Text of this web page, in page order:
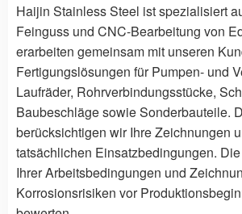
Haijin Stainless Steel ist spezialisiert
Feinguss und CNC-Bearbeitung von
erarbeiten gemeinsam mit unseren
Fertigungslösungen für Pumpen- und
Laufräder, Rohrverbindungsstücke,
Baubeschläge sowie Sonderbauteile.
berücksichtigen wir Ihre Zeichnungen
tatsächlichen Einsatzbedingungen.
Ihrer Arbeitsbedingungen und
Korrosionsrisiken vor